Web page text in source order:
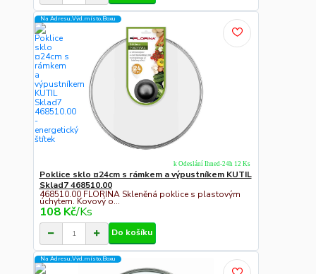
Na Adresu,Výd.místo,Boxu
Poklice sklo ¤24cm s rámkem a výpustníkem KUTIL
Sklad7 468510.00
468510.00 FLORINA Skleněná poklice s plastovým
úchytem. Kovový o...
108 Kč/Ks
k Odeslání Ihned-24h 12 Ks
Do košíku
Na Adresu,Výd.místo,Boxu